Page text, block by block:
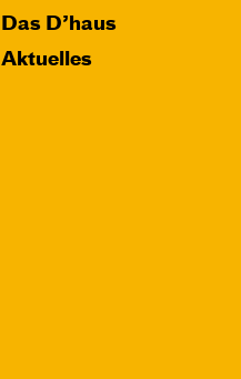
Das D’haus
Aktuelles